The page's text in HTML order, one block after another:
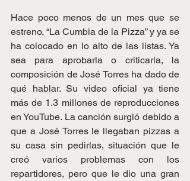
Hace poco menos de un mes que se
estreno, “La Cumbia de la Pizza” y ya se
ha colocado en lo alto de las listas. Ya
sea para aprobarla o criticarla, la
composición de José Torres ha dado de
qué hablar. Su video oficial ya tiene
más de 1.3 millones de reproducciones
en YouTube. La canción surgió debido a
que a José Torres le llegaban pizzas a
su casa sin pedirlas, situación que le
creó varios problemas con los
repartidores, pero que le dio una gran